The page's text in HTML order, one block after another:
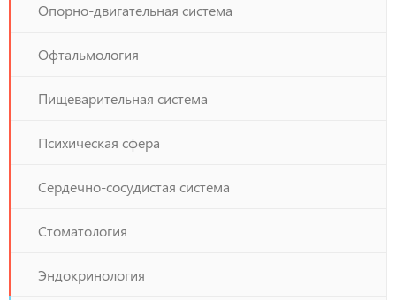
Опорно-двигательная система
Офтальмология
Пищеварительная система
Психическая сфера
Сердечно-сосудистая система
Стоматология
Эндокринология